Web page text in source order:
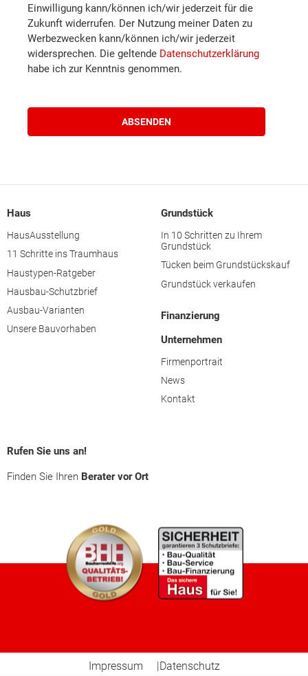
Wiener Neustadt (Land)
Wiener Neustadt (Stadt)
Waidhofen an der Ybbs
Eferding
Freistadt
Gmunden
Linz (Stadt)
Linz-Land
Ried im Innkreis
Rohrbach
Einwilligung kann/können ich/wir jederzeit für die
Zukunft widerrufen. Der Nutzung meiner Daten zu
Werbezwecken kann/können ich/wir jederzeit
widersprechen. Die geltende Datenschutzerklärung
habe ich zur Kenntnis genommen.
Haus
HausAusstellung
11 Schritte ins Traumhaus
Haustypen-Ratgeber
Hausbau-Schutzbrief
Ausbau-Varianten
Unsere Bauvorhaben
Grundstück
In 10 Schritten zu Ihrem
Grundstück
Tücken beim Grundstückskauf
Grundstück verkaufen
Finanzierung
Unternehmen
Firmenportrait
News
Kontakt
Rufen Sie uns an!
Finden Sie Ihren Berater vor Ort
Impressum Datenschutz